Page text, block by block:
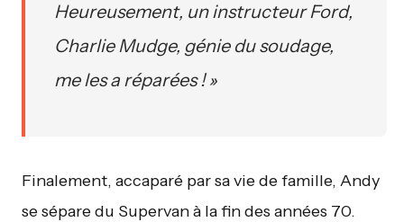
Heureusement, un instructeur Ford,
Charlie Mudge, génie du soudage,
me les a réparées ! »
Finalement, accaparé par sa vie de famille, Andy
se sépare du Supervan à la fin des années 70.